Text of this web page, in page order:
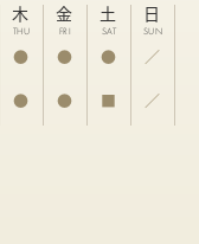
木
THU
金
FRI
土
SAT
日
SUN
● ● ● ／
● ● ■ ／